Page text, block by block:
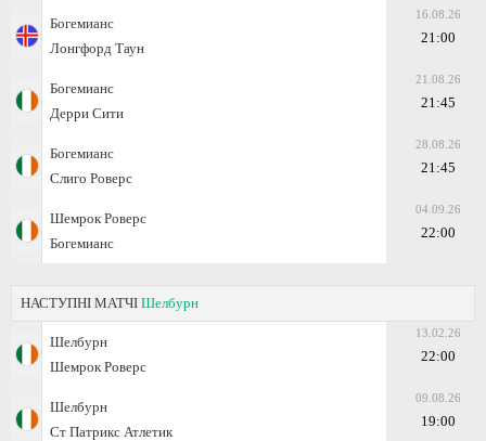
Богемианс
Лонгфорд Таун
16.08.26
21:00
Богемианс
Дерри Сити
21.08.26
21:45
Богемианс
Слиго Роверс
28.08.26
21:45
Шемрок Роверс
Богемианс
04.09.26
22:00
НАСТУПНІ МАТЧІ Шелбурн
Шелбурн
Шемрок Роверс
13.02.26
22:00
Шелбурн
Ст Патрикс Атлетик
09.08.26
19:00